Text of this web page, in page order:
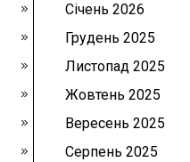
Січень 2026
Грудень 2025
Листопад 2025
Жовтень 2025
Вересень 2025
Серпень 2025